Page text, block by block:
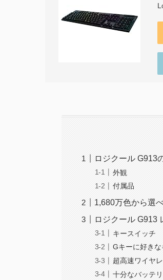
ロジクール G913
外観
付属品
1,680万色から選
ロジクール G913
キースイッチ
Gキーに好き
超高速ワイヤ
十分なバッテ